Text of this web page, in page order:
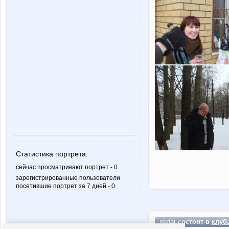
Статистика портрета:
сейчас просматривают портрет - 0
зарегистрированные пользователи
посетившие портрет за 7 дней - 0
mitaj состоит в